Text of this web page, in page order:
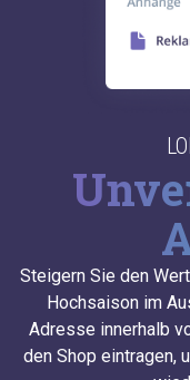
Steigern Sie den
Hochsaison im
Adresse innerhalb
den Shop eintragen,